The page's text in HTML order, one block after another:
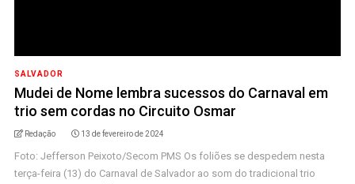
SALVADOR
Mudei de Nome lembra sucessos do Carnaval em
trio sem cordas no Circuito Osmar
Redação 13 de fevereiro de 2024
Foto: Jefferson Peixoto/Secom PMS Os foliões se despedem nesta
terça-feira (13) do Carnaval de Salvador ao som do tradicional trio